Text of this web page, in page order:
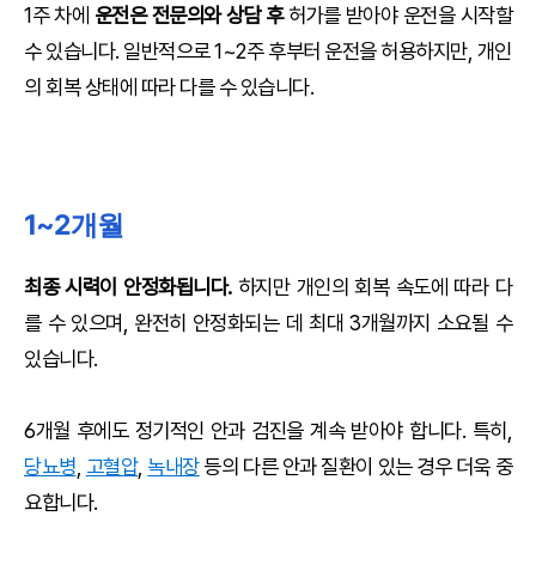
1주 차에 운전은 전문의와 상담 후허가를 받아야 운전을 시작할
수 있습니다. 일반적으로 1~2주 후부터 운전을 허용하지만, 개인
의 회복 상태에 따라 다를 수 있습니다.
1~2개월
최종 시력이 안정화됩니다. 하지만 개인의 회복 속도에 따라 다
를 수 있으며, 완전히 안정화되는 데 최대 3개월까지 소요될 수
있습니다.
6개월 후에도 정기적인 안과 검진을 계속 받아야 합니다. 특히,
당뇨병 고혈압, 녹내장등의 다른 안과 질환이 있는 경우 더욱 중
요합니다.